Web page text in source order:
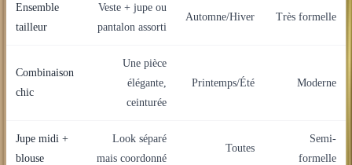
Ensemble
tailleur
Veste + jupe ou
pantalon assorti
Automne/Hiver Très formelle
Combinaison
chic
Une pièce
élégante,
ceinturée
Printemps/Été Moderne
Jupe midi +
blouse
Look séparé
mais coordonné
Toutes
Semi-
formelle